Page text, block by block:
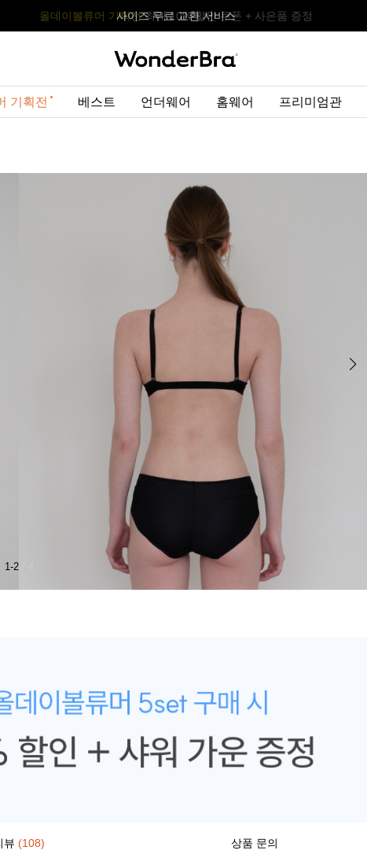
사이즈 무료 교환 서비스
올데이볼류머 기획전최대 10% 할인 쿠폰 + 사은품 증정
사이즈 무료 교환 서비스
올데이볼류머 기획전
기획전 베스트 언더웨어 홈웨어 프리미엄관
1-2/ 4
뷰 (108) 상품 문의